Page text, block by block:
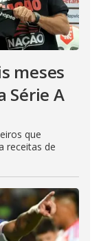
meses
Série A
que
receitas de